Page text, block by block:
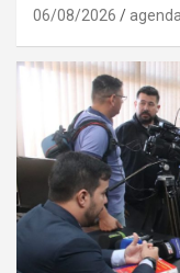
06/08/2026 agenda